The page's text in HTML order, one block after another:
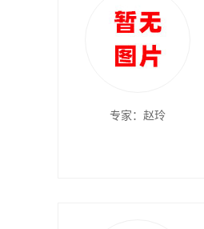
专家：赵玲